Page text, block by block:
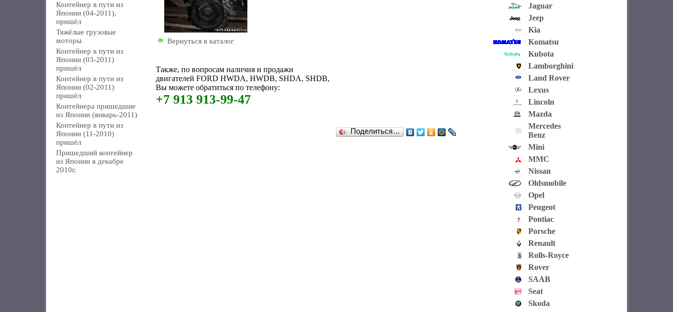
Контейнер в пути из
Японии (04-2011),
пришёл
Тяжёлые грузовые
моторы
Контейнер в пути из
Японии (03-2011)
пришёл
Контейнер в пути из
Японии (02-2011)
пришёл
Контейнера пришедшие
из Японии (январь-2011)
Контейнер в пути из
Японии (11-2010)
пришёл
Пришедший контейнер
из Японии в декабре
2010г.
Вернуться в каталог
Также, по вопросам наличия и продажи
двигателей FORD HWDA, HWDB, SHDA, SHDB,
Вы можете обратиться по телефону:
+7 913 913-99-47
Поделиться…
Jaguar
Jeep
Kia
Komatsu
Kubota
Lamborghini
Land Rover
Lexus
Lincoln
Mazda
Mercedes
Benz
Mini
MMC
Nissan
Oldsmobile
Opel
Peugeot
Pontiac
Porsche
Renault
Rolls-Royce
Rover
SAAB
Seat
Skoda